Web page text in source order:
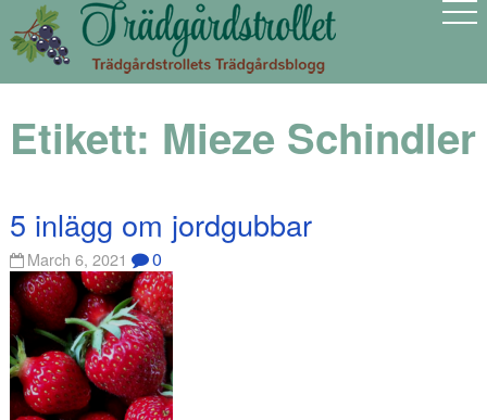
Etikett: Mieze Schindler
5 inlägg om jordgubbar
March 6, 2021 0